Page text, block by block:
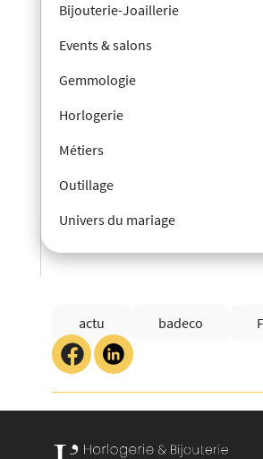
Bijouterie-Joaillerie
Events & salons
Gemmologie
Horlogerie
Métiers
Outillage
Univers du mariage
actu badeco